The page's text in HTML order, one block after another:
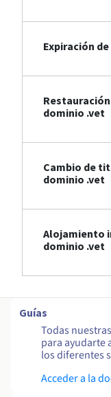
Expiración
dominio .vet
Cambio de
dominio .vet
Alojamiento
dominio .vet
Guías
Todas
para ayudarte
los diferentes
Acceder a la